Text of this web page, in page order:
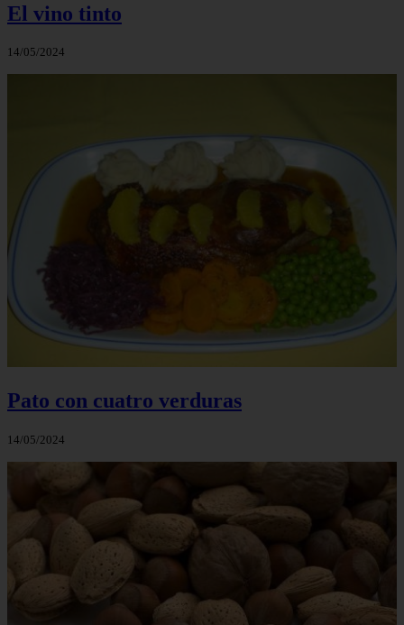
El vino tinto
14/05/2024
Pato con cuatro verduras
14/05/2024